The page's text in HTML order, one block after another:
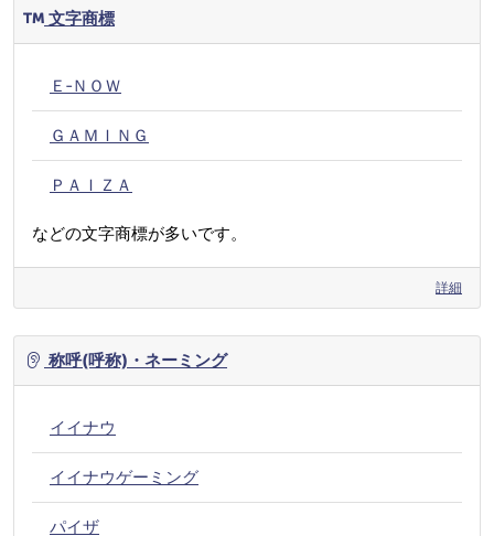
文字商標
Ｅ‐ＮＯＷ
ＧＡＭＩＮＧ
ＰＡＩＺＡ
などの文字商標が多いです。
詳細
称呼(呼称)・ネーミング
イイナウ
イイナウゲーミング
パイザ